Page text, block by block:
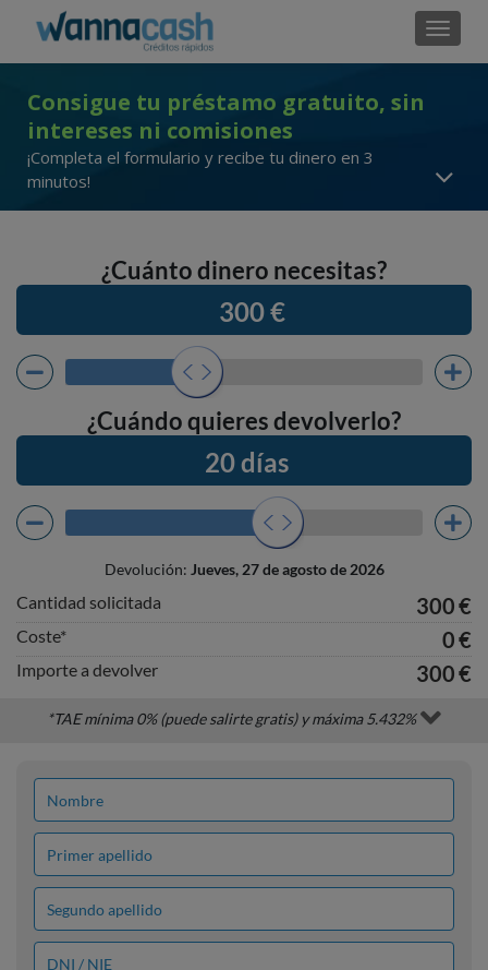
Consigue tu préstamo gratuito, sin
intereses ni comisiones
¡Completa el formulario y recibe tu dinero en 3
minutos!